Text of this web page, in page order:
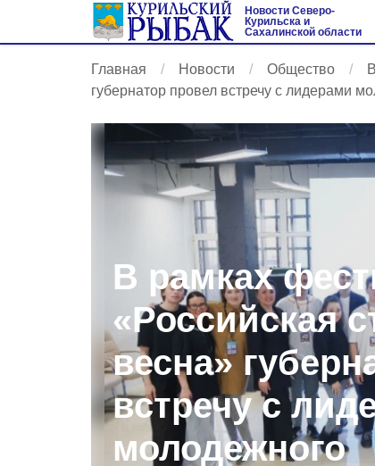
Новости Северо-
Курильска и
Сахалинской области
Главная Новости Общество
губернатор провел встречу с лидерами
В рамках
«Российская
весна»
встречу с
молодежного